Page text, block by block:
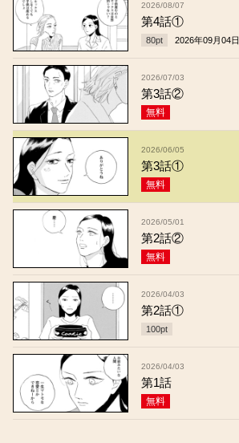
2026/08/07
第4話①
80pt 2026年09月04日
2026/07/03
第3話②
無料
2026/06/05
第3話①
無料
2026/05/01
第2話②
無料
2026/04/03
第2話①
100pt
2026/04/03
第1話
無料